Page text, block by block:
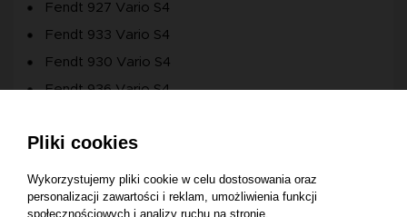
Fendt 927 Vario S4
Fendt 933 Vario S4
Fendt 930 Vario S4
Fendt 936 Vario S4
Fendt 822 Vario S4
Fendt 720 Vario S4
Pliki cookies
Wykorzystujemy pliki cookie w celu dostosowania oraz
personalizacji zawartości i reklam, umożliwienia funkcji
społecznościowych i analizy ruchu na stronie.